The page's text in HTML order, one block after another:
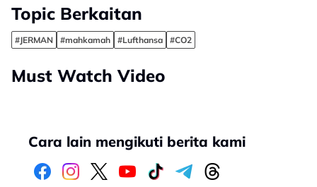
Topic Berkaitan
#JERMAN #mahkamah #Lufthansa #CO2
Must Watch Video
Cara lain mengikuti berita kami